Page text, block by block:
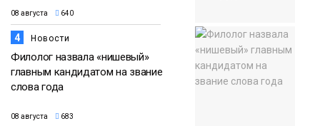
08 августа 640
4 Новости
Филолог назвала «нишевый»
главным кандидатом на звание
слова года
08 августа 683